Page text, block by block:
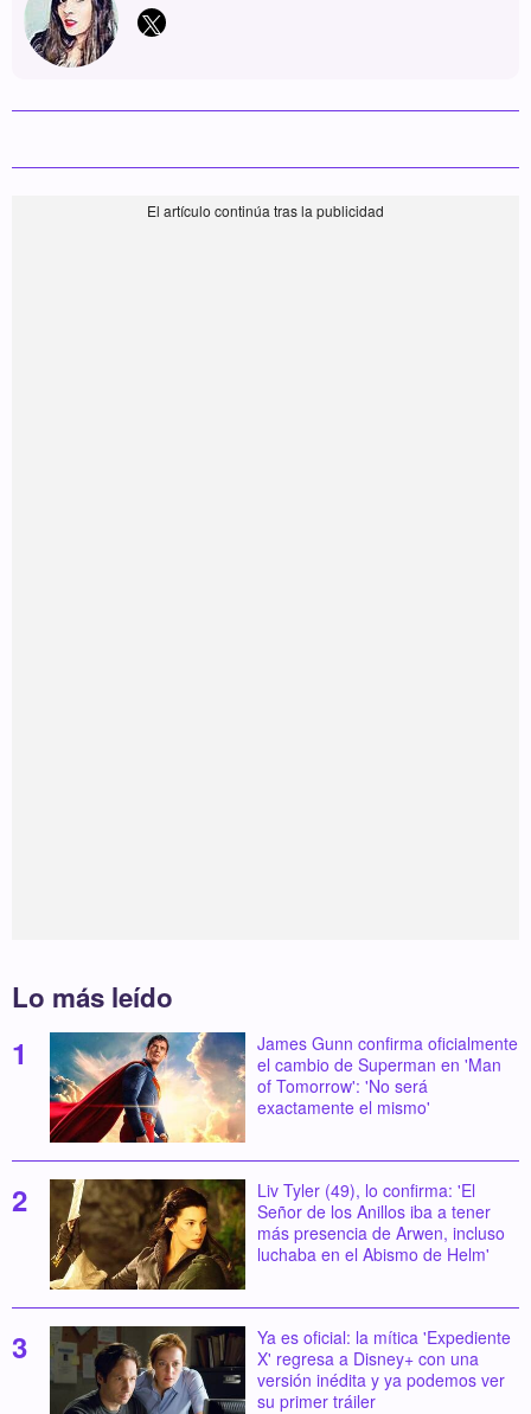
Lo más leído
James Gunn confirma oficialmente
el cambio de Superman en 'Man
of Tomorrow': 'No será
exactamente el mismo'
Liv Tyler (49), lo confirma: 'El
Señor de los Anillos iba a tener
más presencia de Arwen, incluso
luchaba en el Abismo de Helm'
Ya es oficial: la mítica 'Expediente
X' regresa a Disney+ con una
versión inédita y ya podemos ver
su primer tráiler